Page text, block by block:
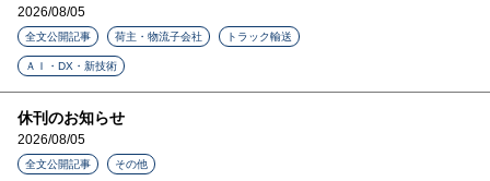
2026/08/05
全文公開記事 荷主・物流子会社 トラック輸送
ＡＩ・DX・新技術
休刊のお知らせ
2026/08/05
全文公開記事 その他